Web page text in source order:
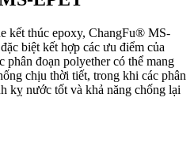
kết thúc epoxy, ChangFu® MS-
biệt kết hợp các ưu điểm của
phân đoạn polyether có thể mang
chịu thời tiết, trong khi các phân
kỵ nước tốt và khả năng chống lại